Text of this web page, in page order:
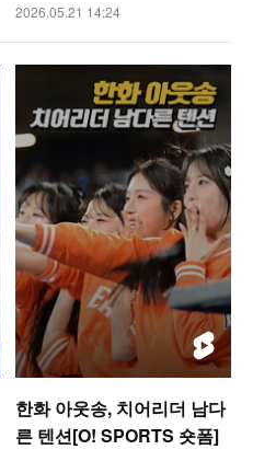
2026.05.21 14:24
한화 아웃송, 치어리더 남다
른 텐션[O! SPORTS 숏폼]